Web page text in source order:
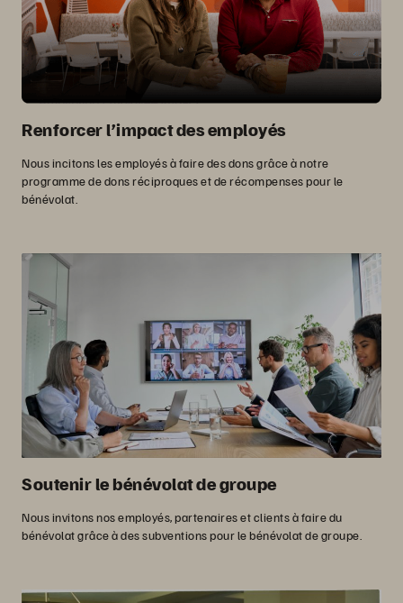
Renforcer l’impact des employés
Nous incitons les employés à faire des dons grâce à notre
programme de dons réciproques et de récompenses pour le
bénévolat.
Soutenir le bénévolat de groupe
Nous invitons nos employés, partenaires et clients à faire du
bénévolat grâce à des subventions pour le bénévolat de groupe.